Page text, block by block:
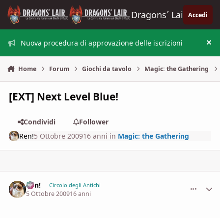
Vai al contenuto
Dragons´ Lair Accedi
Nuova procedura di approvazione delle iscrizioni
Home Forum Giochi da tavolo Magic: the Gathering
[EXT] Next Level Blue!
Condividi
Follower
Ren!5 Ottobre 200916 anni in Magic: the Gathering
Ren! Circolo degli Antichi
5 Ottobre 200916 anni